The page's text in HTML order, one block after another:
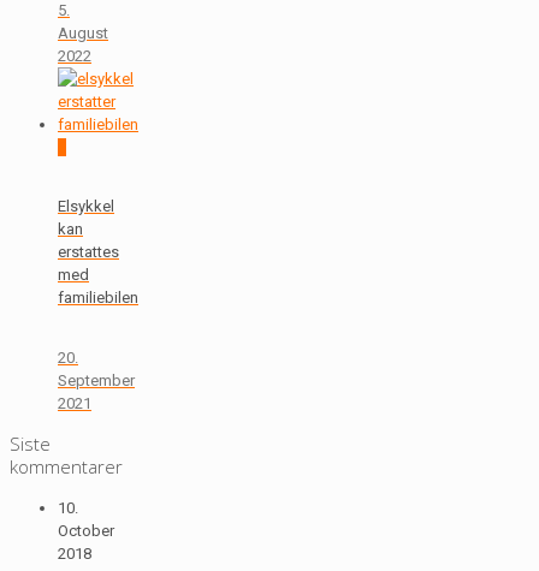
5.
August
2022
Elsykkel
kan
erstattes
med
familiebilen
20.
September
2021
Siste
kommentarer
10.
October
2018